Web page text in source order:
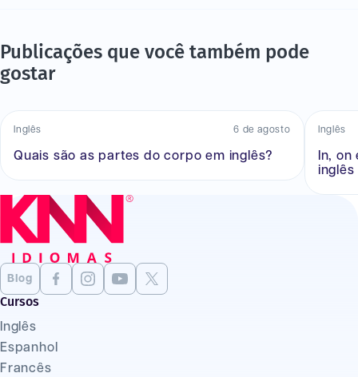
Publicações que você também pode
gostar
Inglês 6 de agosto
Quais são as partes do corpo em inglês?
Inglês
In,
inglês
Blog
Cursos
Inglês
Espanhol
Francês